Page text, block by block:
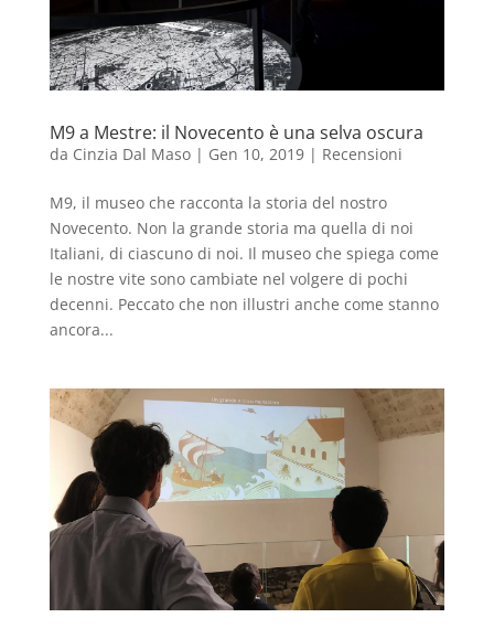
M9 a Mestre: il Novecento è una selva oscura
da Cinzia Dal Maso| Gen 10, 2019| Recensioni
M9, il museo che racconta la storia del nostro
Novecento. Non la grande storia ma quella di noi
Italiani, di ciascuno di noi. Il museo che spiega come
le nostre vite sono cambiate nel volgere di pochi
decenni. Peccato che non illustri anche come stanno
ancora...